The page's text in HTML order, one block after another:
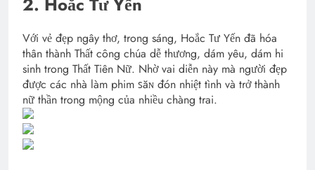
Với vẻ đẹp ngây thơ, trong sáng, Hoắc Tư Yến đã hóa
thân thành Thất công chúa dễ thương, dám yêu, dám hi
sinh trong Thất Tiên Nữ. Nhờ vai diễn này mà người đẹp
được các nhà làm phim ꜱăɴ đón nhiệt tình và trở thành
nữ thần trong mộng của nhiều chàng trai.